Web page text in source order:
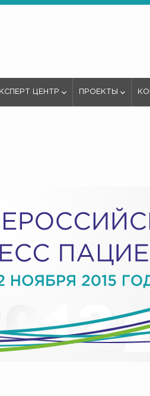
ЦЕНТР ПРОЕКТЫ